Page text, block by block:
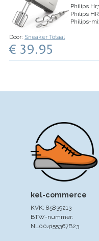
Philips
Philips
Philips-
kloppers
Door: Sneaker Totaal
€ 39.95
kel-commerce
KVK: 85839213
BTW-nummer:
NL004155367B23